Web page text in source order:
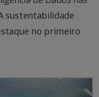
sustentabilidade
no primeiro